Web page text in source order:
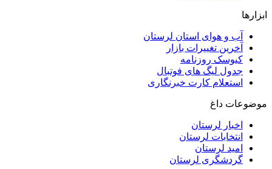
ابزارها
آب و هوای استان لرستان
آخرین تغییرات بازار
کیوسک روزنامه
جدول لیگ های فوتبال
استعلام کارت خبرنگاری
موضوعات داغ
اخبار لرستان
انتخابات لرستان
امید لرستان
گردشگری لرستان